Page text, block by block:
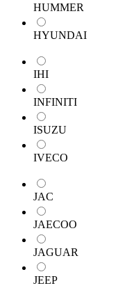
HUMMER
HYUNDAI
IHI
INFINITI
ISUZU
IVECO
JAC
JAECOO
JAGUAR
JEEP